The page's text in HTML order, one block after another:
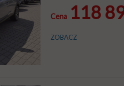
Cena 118
ZOBACZ